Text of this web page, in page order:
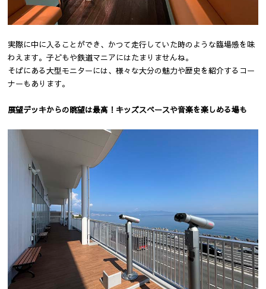
実際に中に入ることができ、かつて走行していた時のような臨場感を味
わえます。子どもや鉄道マニアにはたまりませんね。
そばにある大型モニターには、様々な大分の魅力や歴史を紹介するコー
ナーもあります。
展望デッキからの眺望は最高！キッズスペースや音楽を楽しめる場も